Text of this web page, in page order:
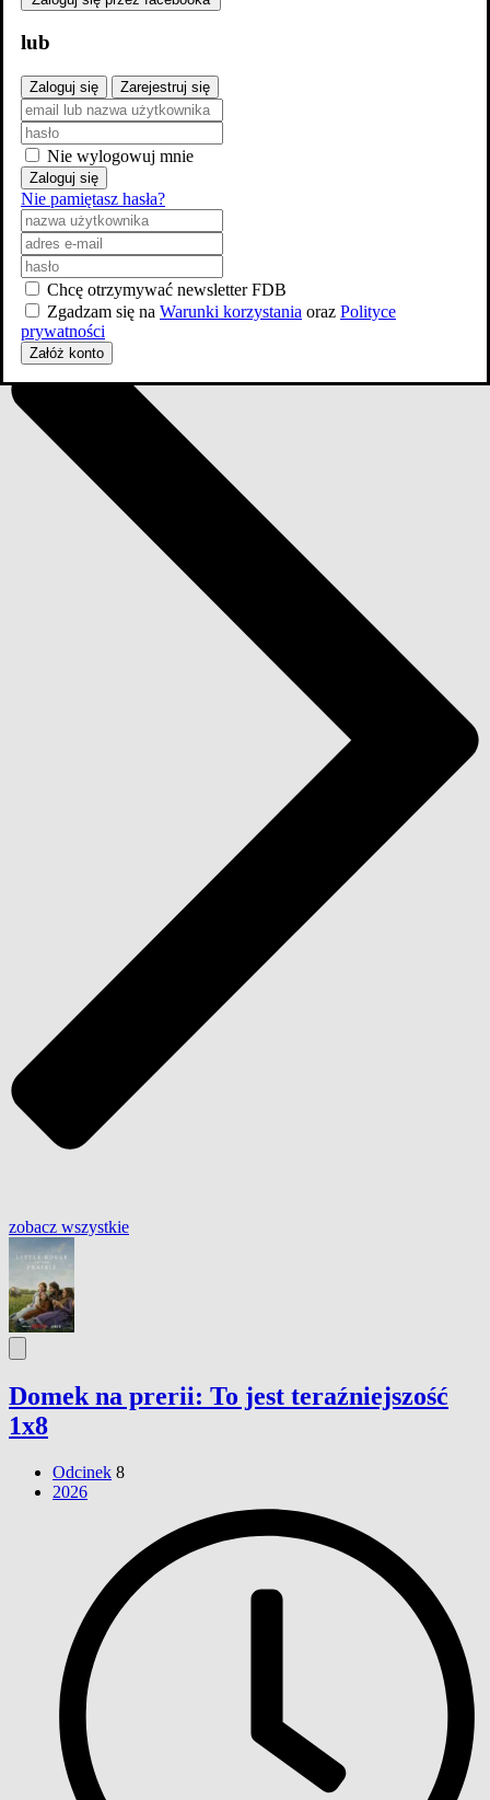
Domek na prerii: Sezon 1
Sezon
2026
od 13 lat
8 odcinków
Odcinki
zobacz wszystkie
Domek na prerii: To jest teraźniejszość
1x8
Odcinek 8
2026
lub
Zaloguj się Zarejestruj się
Nie wylogowuj mnie
Zaloguj się
Nie pamiętasz hasła?
Chcę otrzymywać newsletter FDB
Zgadzam się na Warunki korzystania oraz Polityce
prywatności
Załóż konto